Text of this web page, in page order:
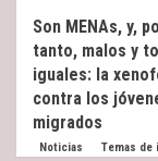
Son MENAs, y,
tanto, malos y
iguales: la
contra los
migrados
Noticias Temas de